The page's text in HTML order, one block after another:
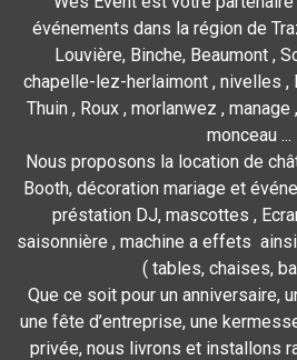
événements dans la région de
Louvière, Binche, Beaumont ,
chapelle-lez-herlaimont , nivelles ,
Thuin , Roux , morlanwez ,
monceau ...
Nous proposons la location de
Booth, décoration mariage et
préstation DJ, mascottes ,
saisonnière , machine a effets
( tables, chaises,
Que ce soit pour un anniversaire,
une fête d’entreprise, une
privée, nous livrons et installons